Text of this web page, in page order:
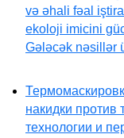
və əhali fəal
ekoloji imicini
Gələcək nəsillər
накидки
технологии и